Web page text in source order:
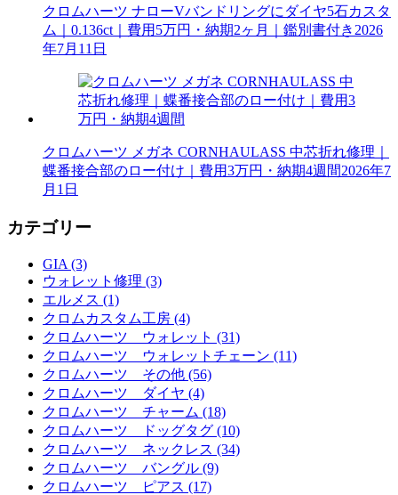
クロムハーツ ナローVバンドリングにダイヤ5石カスタ
ム｜0.136ct｜費用5万円・納期2ヶ月｜鑑別書付き 2026
年7月11日
クロムハーツ メガネ CORNHAULASS 中芯折れ修理｜
蝶番接合部のロー付け｜費用3万円・納期4週間2026年7
月1日
カテゴリー
GIA (3)
ウォレット修理 (3)
エルメス (1)
クロムカスタム工房 (4)
クロムハーツ ウォレット (31)
クロムハーツ ウォレットチェーン (11)
クロムハーツ その他 (56)
クロムハーツ ダイヤ (4)
クロムハーツ チャーム (18)
クロムハーツ ドッグタグ (10)
クロムハーツ ネックレス (34)
クロムハーツ バングル (9)
クロムハーツ ピアス (17)